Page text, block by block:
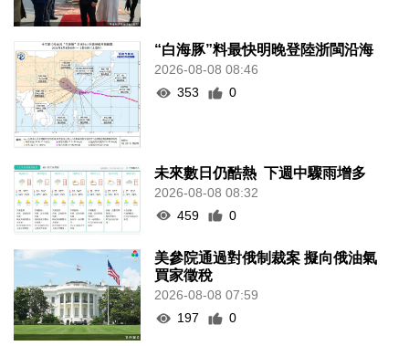
“白海豚”料最快明晚登陸浙閩沿海
2026-08-08 08:46
353
0
未來數日仍酷熱 下週中驟雨增多
2026-08-08 08:32
459
0
美參院通過對俄制裁案 擬向俄油氣
買家徵稅
2026-08-08 07:59
197
0